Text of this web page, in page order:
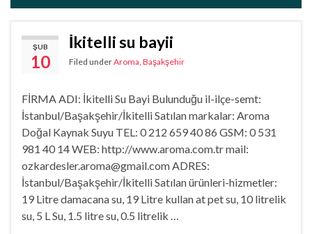
ŞUB
10
İkitelli su bayii
Filed underAroma, Başakşehir
FİRMA ADI: İkitelli Su Bayi Bulunduğu il-ilçe-semt:
İstanbul/Başakşehir/İkitelli Satılan markalar: Aroma
Doğal Kaynak Suyu TEL: 0 212 659 40 86 GSM: 0 531
981 40 14 WEB: http://www.aroma.com.tr mail:
ozkardesler.aroma@gmail.com ADRES:
İstanbul/Başakşehir/İkitelli Satılan ürünleri-hizmetler:
19 Litre damacana su, 19 Litre kullan at pet su, 10 litrelik
su, 5 L Su, 1.5 litre su, 0.5 litrelik …